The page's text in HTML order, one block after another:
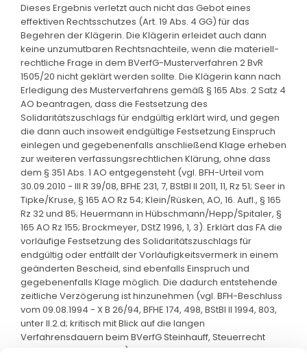
Dieses Ergebnis verletzt auch nicht das Gebot eines
effektiven Rechtsschutzes (Art. 19 Abs. 4 GG) für das
Begehren der Klägerin. Die Klägerin erleidet auch dann
keine unzumutbaren Rechtsnachteile, wenn die materiell-
rechtliche Frage in dem BVerfG-Musterverfahren 2 BvR
1505/20 nicht geklärt werden sollte. Die Klägerin kann nach
Erledigung des Musterverfahrens gemäß § 165 Abs. 2 Satz 4
AO beantragen, dass die Festsetzung des
Solidaritätszuschlags für endgültig erklärt wird, und gegen
die dann auch insoweit endgültige Festsetzung Einspruch
einlegen und gegebenenfalls anschließend Klage erheben
zur weiteren verfassungsrechtlichen Klärung, ohne dass
dem § 351 Abs. 1 AO entgegensteht (vgl. BFH-Urteil vom
30.09.2010 - III R 39/08, BFHE 231, 7, BStBl II 2011, 11, Rz 51; Seer in
Tipke/Kruse, § 165 AO Rz 54; Klein/Rüsken, AO, 16. Aufl., § 165
Rz 32 und 85; Heuermann in Hübschmann/Hepp/Spitaler, §
165 AO Rz 155; Brockmeyer, DStZ 1996, 1, 3). Erklärt das FA die
vorläufige Festsetzung des Solidaritätszuschlags für
endgültig oder entfällt der Vorläufigkeitsvermerk in einem
geänderten Bescheid, sind ebenfalls Einspruch und
gegebenenfalls Klage möglich. Die dadurch entstehende
zeitliche Verzögerung ist hinzunehmen (vgl. BFH-Beschluss
vom 09.08.1994 - X B 26/94, BFHE 174, 498, BStBl II 1994, 803,
unter II.2.d; kritisch mit Blick auf die langen
Verfahrensdauern beim BVerfG Steinhauff, Steuerrecht
kurzgefasst 2011, 139, 141).